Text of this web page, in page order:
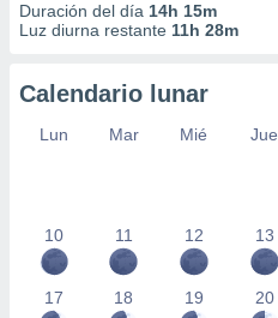
Duración del día 14h 15m
Luz diurna restante 11h 28m
Calendario lunar
Lun Mar Mié Jue
10 11 12 13
17 18 19 20